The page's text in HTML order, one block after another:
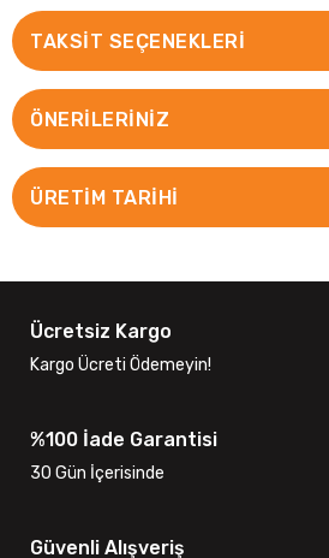
TAKSIT SEÇENEKLERI
ÖNERILERINIZ
ÜRETİM TARİHİ
Ücretsiz Kargo
Kargo Ücreti Ödemeyin!
%100 İade Garantisi
30 Gün İçerisinde
Güvenli Alışveriş